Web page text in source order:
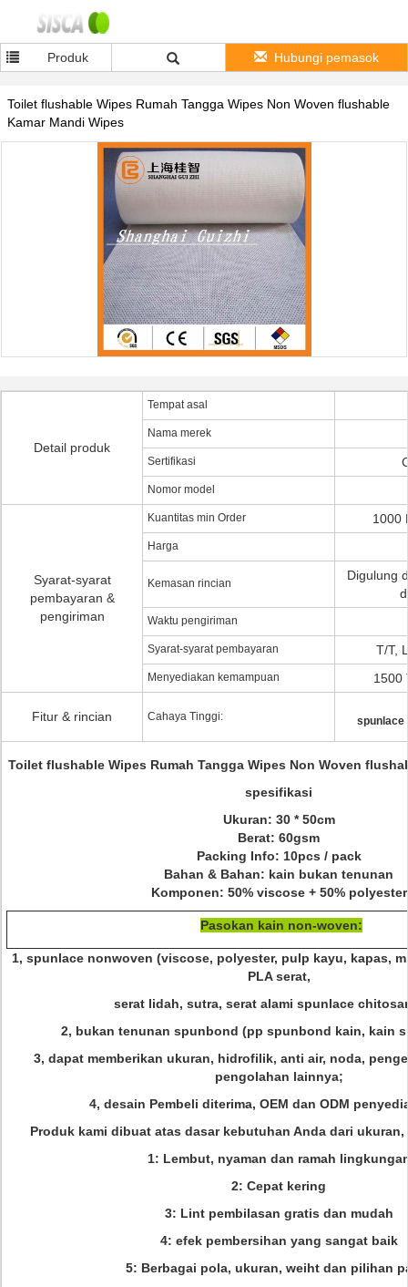
Produk Hubungi pemasok
Toilet flushable Wipes Rumah Tangga Wipes Non Woven flushable
Kamar Mandi Wipes
Detail produk
Tempat asal
Nama merek
Sertifikasi
Nomor model
Syarat-syarat
pembayaran &
pengiriman
Kuantitas min Order 1000
Harga
Kemasan rincian
Digulung
Waktu pengiriman
Syarat-syarat pembayaran T/T,
Menyediakan kemampuan 1500
Fitur & rincian Cahaya Tinggi: spunlace
Toilet flushable Wipes Rumah Tangga Wipes Non Woven
spesifikasi
Ukuran: 30 * 50cm
Berat: 60gsm
Packing Info: 10pcs / pack
Bahan & Bahan: kain bukan tenunan
Komponen: 50% viscose + 50% polyester
Pasokan kain non-woven:
1, spunlace nonwoven (viscose, polyester, pulp kayu, kapas,
PLA serat,
serat lidah, sutra, serat alami spunlace
2, bukan tenunan spunbond (pp spunbond kain, kain
3, dapat memberikan ukuran, hidrofilik, anti air, noda,
pengolahan lainnya;
4, desain Pembeli diterima, OEM dan ODM
Produk kami dibuat atas dasar kebutuhan Anda dari
1: Lembut, nyaman dan ramah
2: Cepat kering
3: Lint pembilasan gratis dan mudah
4: efek pembersihan yang sangat baik
5: Berbagai pola, ukuran, weiht dan pilihan